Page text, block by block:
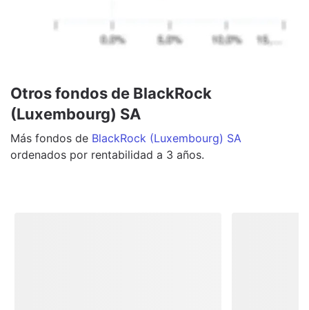
Otros fondos de BlackRock
(Luxembourg) SA
Más fondos de BlackRock (Luxembourg) SA
ordenados por rentabilidad a 3 años.